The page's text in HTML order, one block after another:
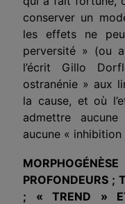
conserver un
les effets ne
perversité » (ou
l’écrit Gillo
ostranénie » aux
la cause, et où
admettre aucune
aucune « inhibition
PROFONDEURS ;
; « TREND »